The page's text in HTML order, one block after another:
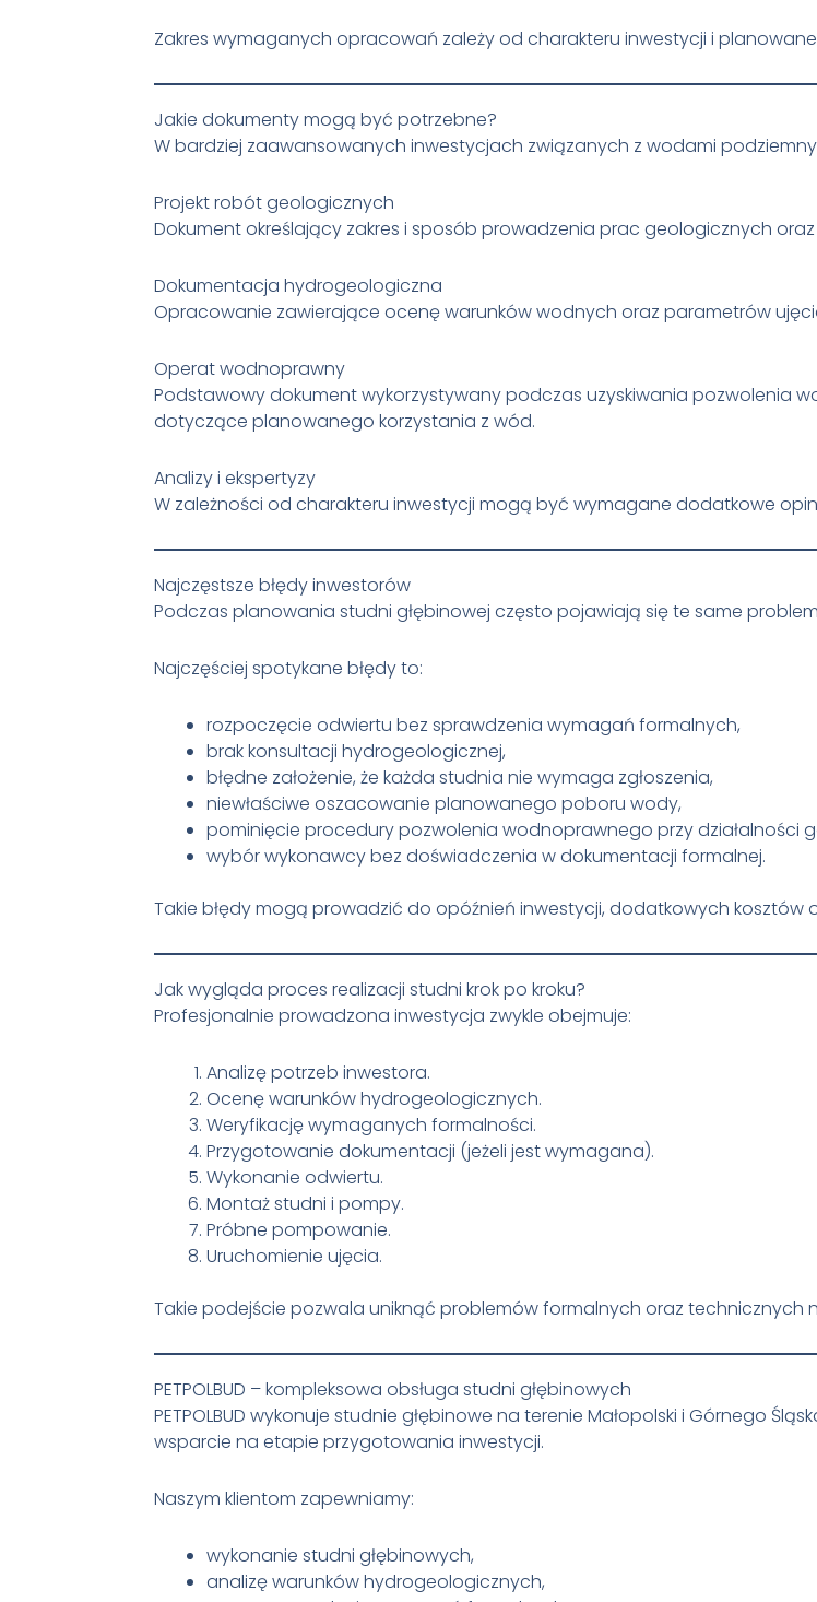
Zakres wymaganych opracowań zależy od charakteru inwestycji i
Jakie dokumenty mogą być potrzebne?
W bardziej zaawansowanych inwestycjach związanych z wodami
Projekt robót geologicznych
Dokument określający zakres i sposób prowadzenia prac geologicznych
Dokumentacja hydrogeologiczna
Opracowanie zawierające ocenę warunków wodnych oraz parametrów
Operat wodnoprawny
Podstawowy dokument wykorzystywany podczas uzyskiwania pozwolenia
dotyczące planowanego korzystania z wód.
Analizy i ekspertyzy
W zależności od charakteru inwestycji mogą być wymagane dodatkowe
Najczęstsze błędy inwestorów
Podczas planowania studni głębinowej często pojawiają się te same
Najczęściej spotykane błędy to:
rozpoczęcie odwiertu bez sprawdzenia wymagań formalnych,
brak konsultacji hydrogeologicznej,
błędne założenie, że każda studnia nie wymaga zgłoszenia,
niewłaściwe oszacowanie planowanego poboru wody,
pominięcie procedury pozwolenia wodnoprawnego przy działalności
wybór wykonawcy bez doświadczenia w dokumentacji formalnej.
Takie błędy mogą prowadzić do opóźnień inwestycji, dodatkowych
Jak wygląda proces realizacji studni krok po kroku?
Profesjonalnie prowadzona inwestycja zwykle obejmuje:
Analizę potrzeb inwestora.
Ocenę warunków hydrogeologicznych.
Weryfikację wymaganych formalności.
Przygotowanie dokumentacji (jeżeli jest wymagana).
Wykonanie odwiertu.
Montaż studni i pompy.
Próbne pompowanie.
Uruchomienie ujęcia.
Takie podejście pozwala uniknąć problemów formalnych oraz technicznych
PETPOLBUD – kompleksowa obsługa studni głębinowych
PETPOLBUD wykonuje studnie głębinowe na terenie Małopolski i Górnego
wsparcie na etapie przygotowania inwestycji.
Naszym klientom zapewniamy:
wykonanie studni głębinowych,
analizę warunków hydrogeologicznych,